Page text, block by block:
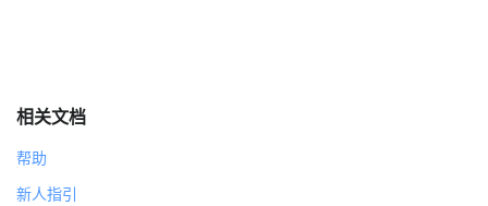
相关文档
帮助
新人指引